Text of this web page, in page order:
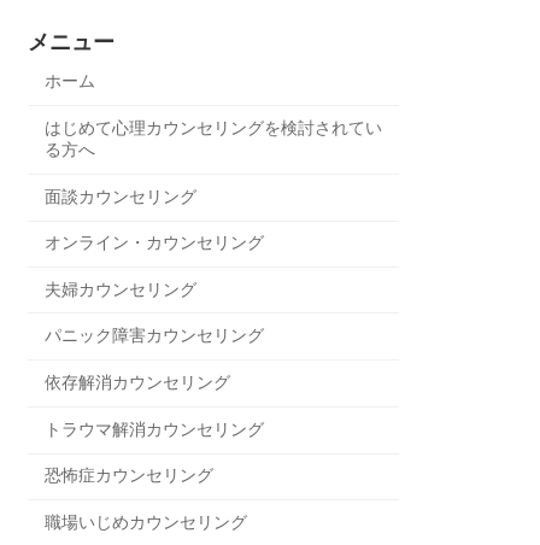
メニュー
ホーム
はじめて心理カウンセリングを検討されてい
る方へ
面談カウンセリング
オンライン・カウンセリング
夫婦カウンセリング
パニック障害カウンセリング
依存解消カウンセリング
トラウマ解消カウンセリング
恐怖症カウンセリング
職場いじめカウンセリング